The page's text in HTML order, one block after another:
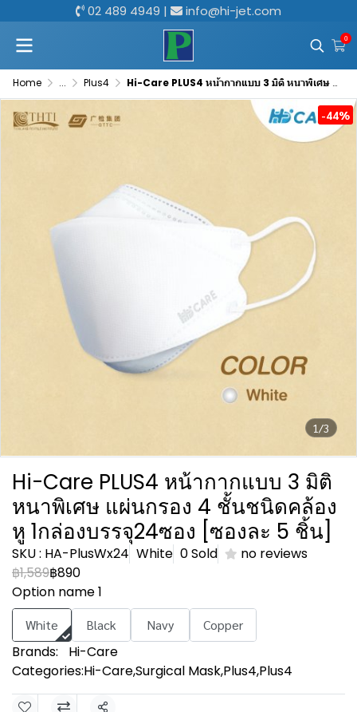
02 489 4949 | info@hi-jet.com
0
Home ... Plus4 Hi-Care PLUS4 หน้ากากแบบ 3 มิติ หนาพิเศษ แผ่นกรอง 4 ชั้นชนิดคล้องหู 1กล่องบรรจุ24ซอง [ซองละ 5 ชิ้น]
1/3
-44%
Hi-Care PLUS4 หน้ากากแบบ 3 มิติ
หนาพิเศษ แผ่นกรอง 4 ชั้นชนิดคล้อง
หู 1กล่องบรรจุ24ซอง [ซองละ 5 ชิ้น]
SKU : HA-PlusWx24 White 0 Sold
no reviews
฿1,589฿890
Option name 1
White Black Navy Copper
Brands:
Hi-Care
Categories:Hi-Care,Surgical Mask,Plus4,Plus4